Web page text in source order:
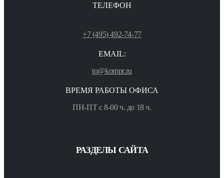
ТЕЛЕФОН
+7 (495) 492-74-77
EMAIL:
to@kompr.ru
ВРЕМЯ РАБОТЫ ОФИСА
ПН-ПТ с 8-00 ч. до 18 ч.
РАЗДЕЛЫ САЙТА